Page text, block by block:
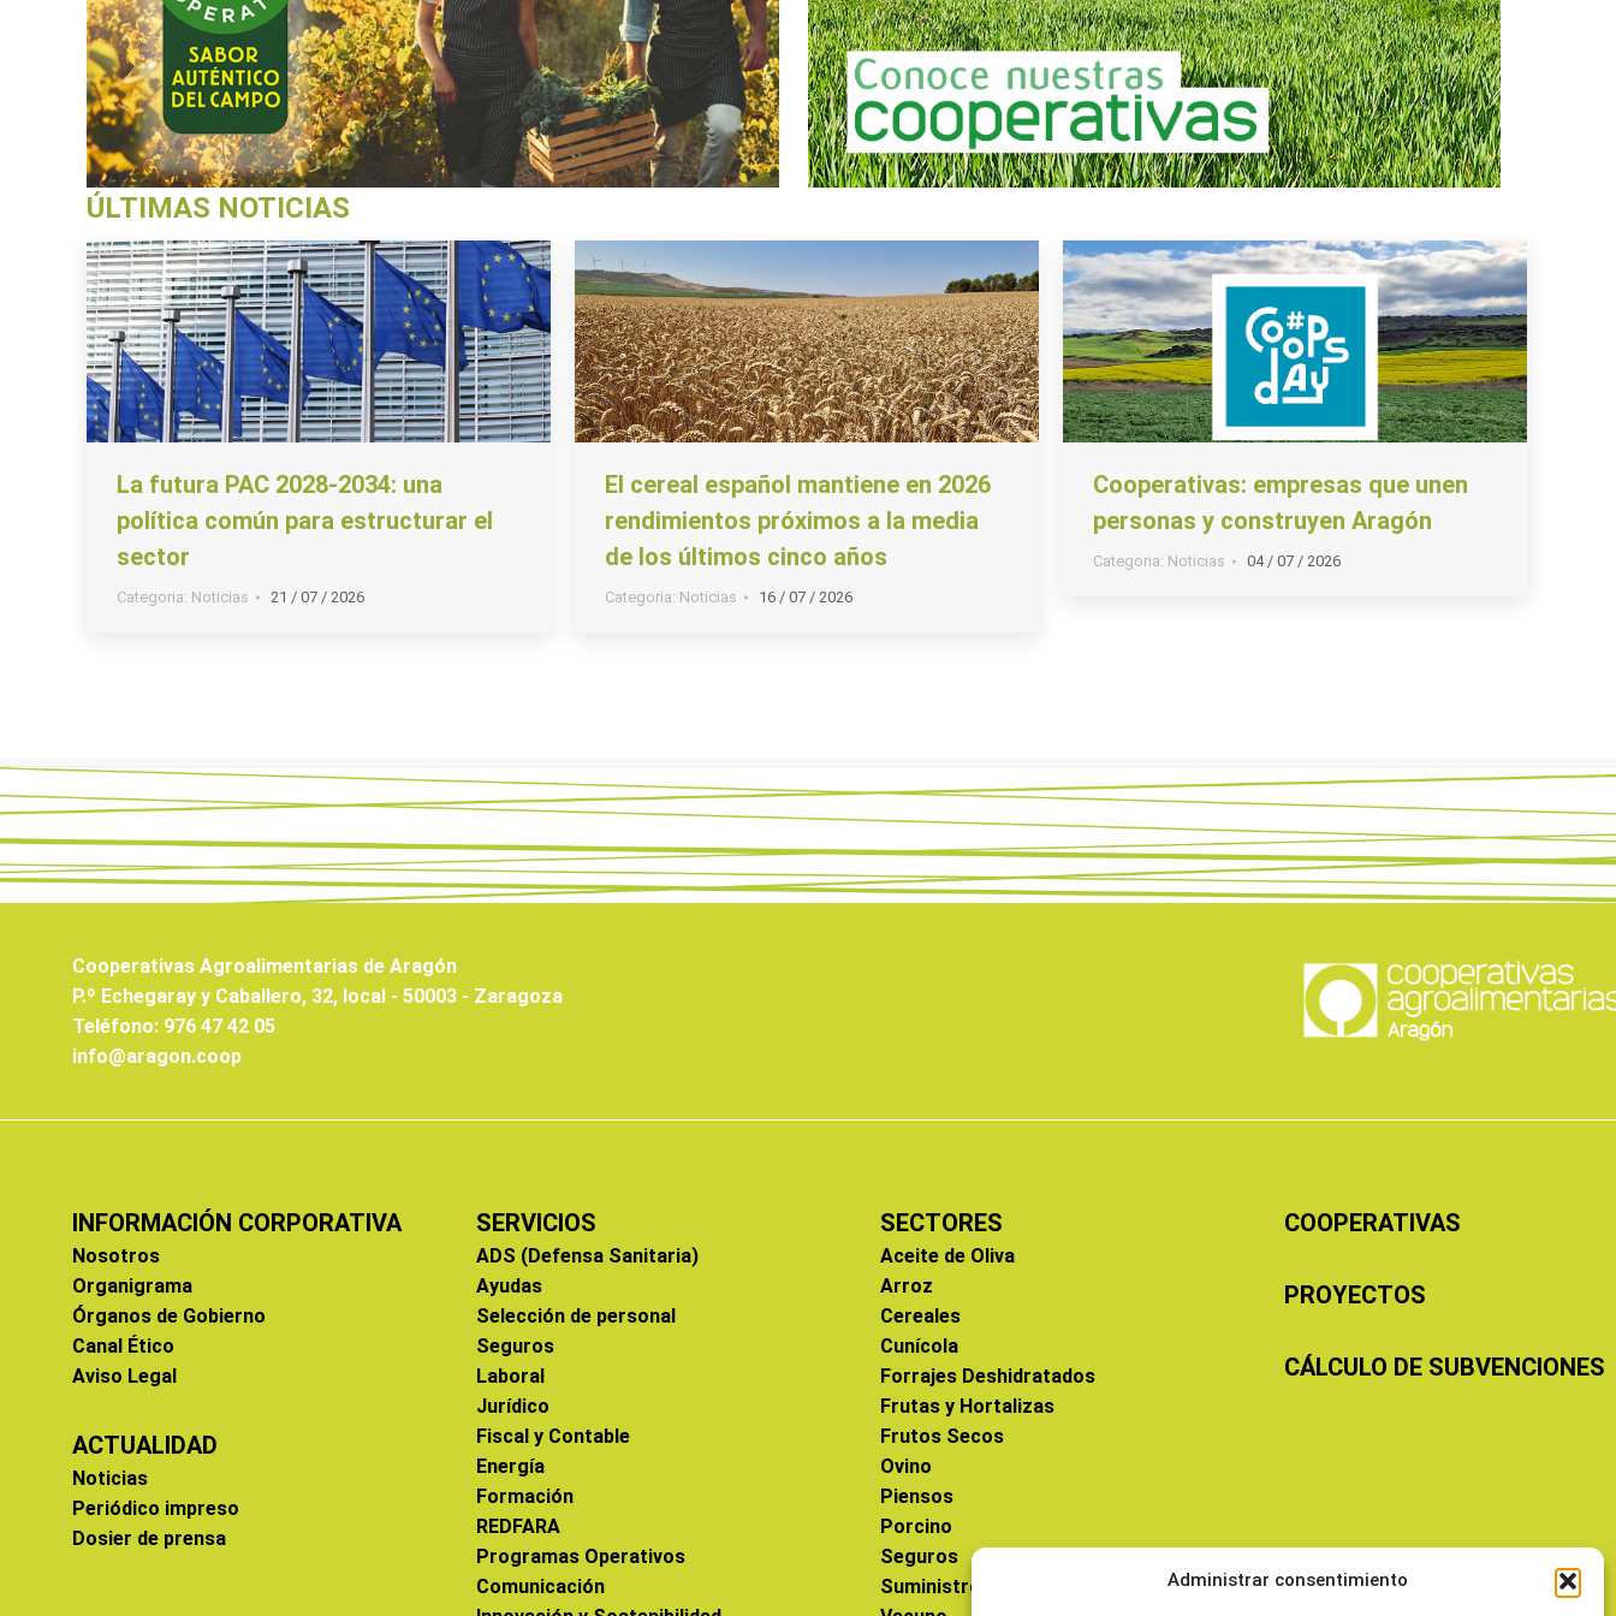
Administrar consentimiento
ÚLTIMAS NOTICIAS
La futura PAC 2028-2034: una
política común para estructurar el
sector
Categoria: Noticias 21 / 07 / 2026
El cereal español mantiene en 2026
rendimientos próximos a la media
de los últimos cinco años
Categoria: Noticias 16 / 07 / 2026
Cooperativas: empresas que unen
personas y construyen Aragón
Categoria: Noticias 04 / 07 / 2026
Cooperativas Agroalimentarias de Aragón
P.º Echegaray y Caballero, 32, local - 50003 - Zaragoza
Teléfono: 976 47 42 05
info@aragon.coop
INFORMACIÓN CORPORATIVA
Nosotros
Organigrama
Órganos de Gobierno
Canal Ético
Aviso Legal
ACTUALIDAD
Noticias
Periódico impreso
Dosier de prensa
SERVICIOS
ADS (Defensa Sanitaria)
Ayudas
Selección de personal
Seguros
Laboral
Jurídico
Fiscal y Contable
Energía
Formación
REDFARA
Programas Operativos
Comunicación
SECTORES
Aceite de Oliva
Arroz
Cereales
Cunícola
Forrajes Deshidratados
Frutas y Hortalizas
Frutos Secos
Ovino
Piensos
Porcino
Seguros
Suministros
COOPERATIVAS
PROYECTOS
CÁLCULO DE SUBVENCIONES